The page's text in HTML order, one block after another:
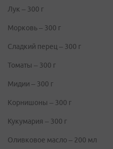
Лук – 300 г
Морковь – 300 г
Сладкий перец – 300 г
Томаты – 300 г
Мидии – 300 г
Корнишоны – 300 г
Кукумария – 300 г
Оливковое масло – 200 мл